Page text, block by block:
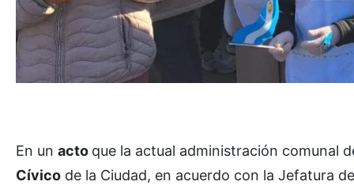
En un acto que la actual administración comunal
Cívico de la Ciudad, en acuerdo con la Jefatura